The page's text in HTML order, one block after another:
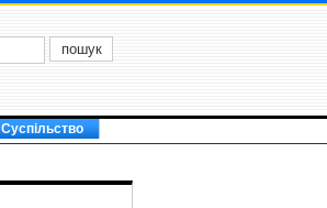
Суспільство